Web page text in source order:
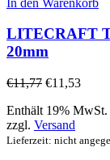
LITECRAFT
20mm
€11,77 €11,53
Enthält 19% MwSt.
zzgl. Versand
Lieferzeit: nicht